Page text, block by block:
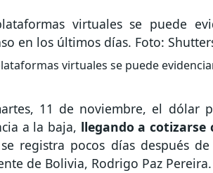
virtuales se puede
11 de noviembre, el dólar
a la baja, llegando a cotizarse
registra pocos días después
de Bolivia, Rodrigo Paz Pereira.